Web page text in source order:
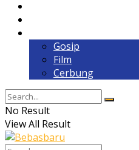
Gosip
Film
Cerbung
No Result
View All Result